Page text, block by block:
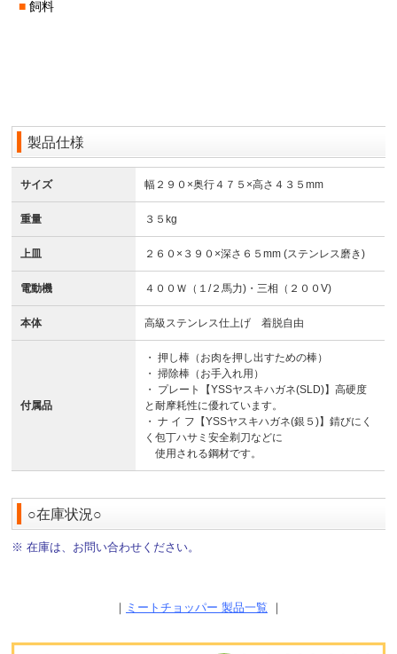
■ 飼料
製品仕様
サイズ 幅２９０×奥行４７５×高さ４３５mm
重量 ３５kg
上皿 ２６０×３９０×深さ６５mm (ステンレス磨き)
電動機 ４００Ｗ（１/２馬力)・三相（２００V)
本体 高級ステンレス仕上げ 着脱自由
付属品
・ 押し棒（お肉を押し出すための棒）
・ 掃除棒（お手入れ用）
・ プレート【YSSヤスキハガネ(SLD)】高硬度
と耐摩耗性に優れています。
・ ナ イ フ【YSSヤスキハガネ(銀５)】錆びにく
く包丁ハサミ安全剃刀などに
使用される鋼材です。
○在庫状況○
※ 在庫は、お問い合わせください。
｜ ミートチョッパー 製品一覧 ｜